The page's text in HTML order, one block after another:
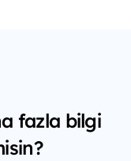
fazla bilgi